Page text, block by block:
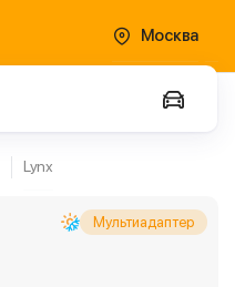
Москва
Lynx
Мультиадаптер